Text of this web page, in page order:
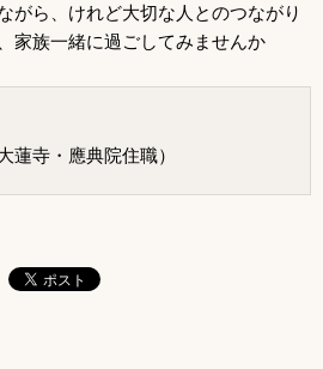
がら、けれど大切な人とのつながり
家族一緒に過ごしてみませんか
蓮寺・應典院住職）